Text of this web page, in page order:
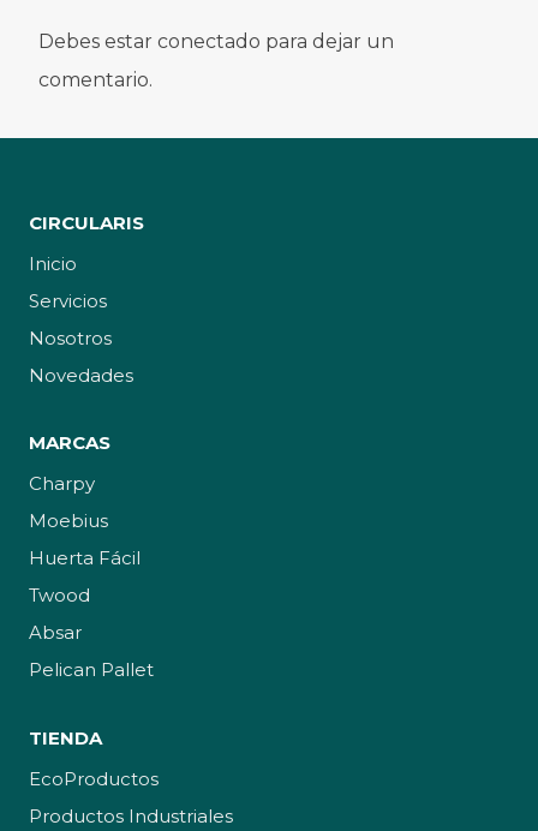
Debes estar conectado para dejar un
comentario.
CIRCULARIS
Inicio
Servicios
Nosotros
Novedades
MARCAS
Charpy
Moebius
Huerta Fácil
Twood
Absar
Pelican Pallet
TIENDA
EcoProductos
Productos Industriales